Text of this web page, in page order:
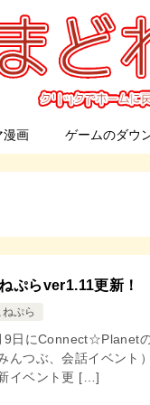
漫画 ゲームのダウ
ぷらver1.11更新！
ねぷら
9日にConnect☆Planet
みんつぶ、会話イベン
イベント更 […]